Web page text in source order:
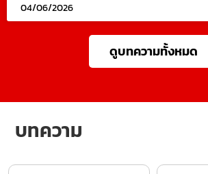
04/06/2026
ดูบทความทั้งหมด
บทความ